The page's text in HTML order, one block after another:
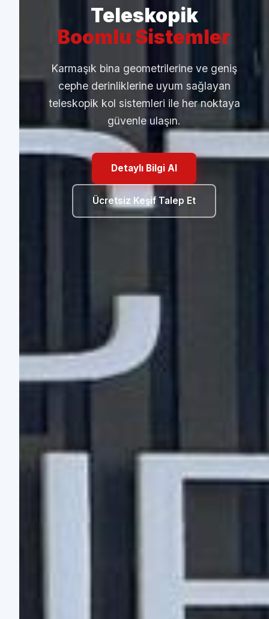
Çalışma Çözümleri
Hizmetlerimizi İnceleyin
Ücretsiz Keşif Talep Et
Teleskopik
Boomlu Sistemler
Karmaşık bina geometrilerine ve geniş
cephe derinliklerine uyum sağlayan
teleskopik kol sistemleri ile her noktaya
güvenle ulaşın.
Detaylı Bilgi Al
Ücretsiz Keşif Talep Et
Sistemler
Detaylı Bilgi Al
Ücretsiz Keşif Talep Et